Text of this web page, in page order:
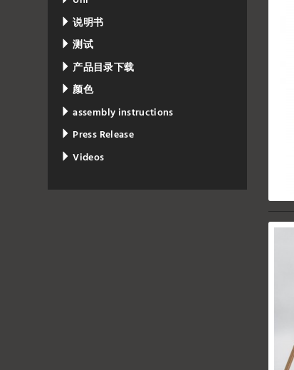
说明书
测试
产品目录下载
颜色
assembly instructions
Press Release
Videos